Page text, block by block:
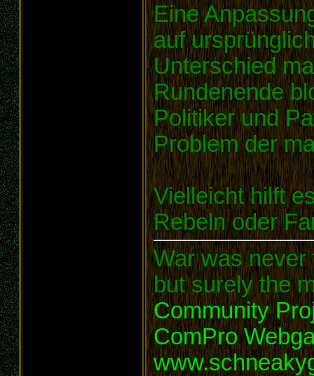
Eine
auf
Unterschied
Rundenende
Politiker und
Problem der
Vielleicht hilft
Rebeln oder
War was never
but surely the
Community
ComPro